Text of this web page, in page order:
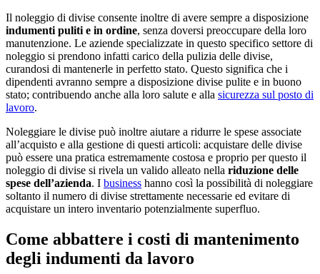
Il noleggio di divise consente inoltre di avere sempre a disposizione
indumenti puliti e in ordine, senza doversi preoccupare della loro
manutenzione. Le aziende specializzate in questo specifico settore di
noleggio si prendono infatti carico della pulizia delle divise,
curandosi di mantenerle in perfetto stato. Questo significa che i
dipendenti avranno sempre a disposizione divise pulite e in buono
stato; contribuendo anche alla loro salute e alla sicurezza sul posto di
lavoro.
Noleggiare le divise può inoltre aiutare a ridurre le spese associate
all’acquisto e alla gestione di questi articoli: acquistare delle divise
può essere una pratica estremamente costosa e proprio per questo il
noleggio di divise si rivela un valido alleato nella riduzione delle
spese dell’azienda. I business hanno così la possibilità di noleggiare
soltanto il numero di divise strettamente necessarie ed evitare di
acquistare un intero inventario potenzialmente superfluo.
Come abbattere i costi di mantenimento
degli indumenti da lavoro